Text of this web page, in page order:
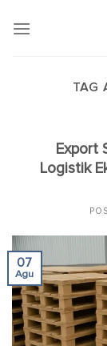
TAG
Export
Logistik
07
Agu